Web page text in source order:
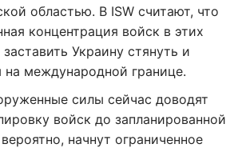
областью. В ISW считают, что
концентрация войск в этих
Украину стянуть и
на международной границе.
силы сейчас доводят
войск до запланированной
начнут ограниченное